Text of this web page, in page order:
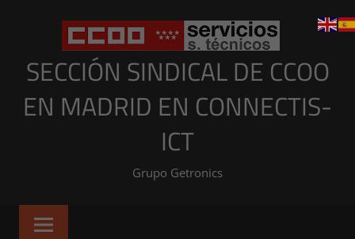
SECCIÓN SINDICAL DE CCOO
EN MADRID EN CONNECTIS-
ICT
Grupo Getronics